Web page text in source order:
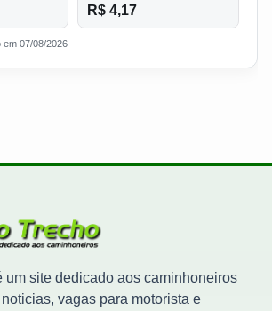
R$ 4,17
em 07/08/2026
um site dedicado aos caminhoneiros
vagas para motorista e